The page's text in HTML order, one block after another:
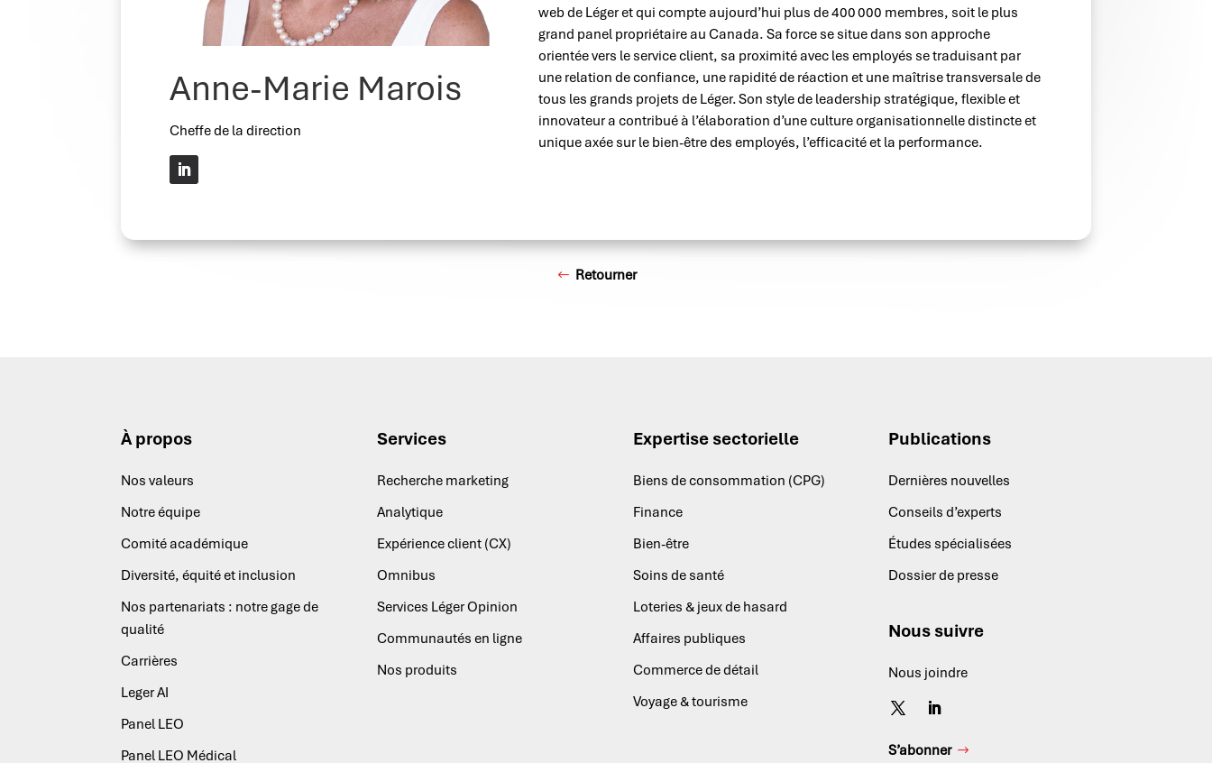
Anne-Marie Marois
Cheffe de la direction
web de Léger et qui compte aujourd’hui plus de 400000 membres, soit le plus
grand panel propriétaire au Canada. Sa force se situe dans son approche
orientée vers le service client, sa proximité avec les employés se traduisant par
une relation de confiance, une rapidité de réaction et une maîtrise transversale de
tous les grands projets de Léger.Son style de leadership stratégique, flexible et
innovateur a contribué à l’élaboration d’une culture organisationnelle distincte et
unique axée sur le bien-être des employés, l’efficacité et la performance.
Retourner
À propos
Nos valeurs
Notre équipe
Comité académique
Diversité, équité et inclusion
Nos partenariats : notre gage de
qualité
Carrières
Leger AI
Panel LEO
Panel LEO Médical
Services
Recherche marketing
Analytique
Expérience client (CX)
Omnibus
Services Léger Opinion
Communautés en ligne
Nos produits
Expertise sectorielle
Biens de consommation (CPG)
Finance
Bien-être
Soins de santé
Loteries & jeux de hasard
Affaires publiques
Commerce de détail
Voyage & tourisme
Publications
Dernières nouvelles
Conseils d’experts
Études spécialisées
Dossier de presse
Nous suivre
Nous joindre
S’abonner